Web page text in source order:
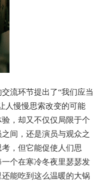
流环节提出了“我们应当
人慢慢思索改变的可能
，却又不仅仅局限于个
间，还是演员与观众之
，但它能促使人们思
个在寒冷冬夜里瑟瑟发
能吃到这么温暖的大锅